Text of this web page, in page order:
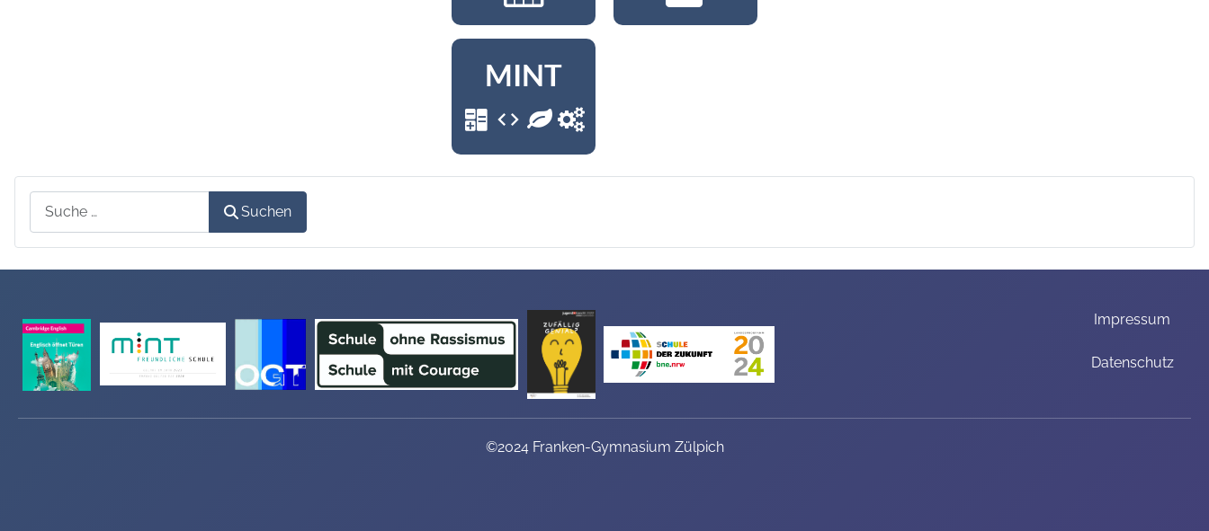
MINT
code
Suchen Suchen
Impressum
Datenschutz
©2024 Franken-Gymnasium Zülpich